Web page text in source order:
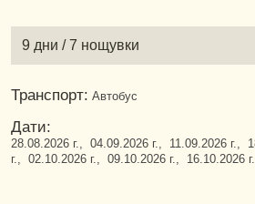
9 дни / 7 нощувки
Транспорт: Автобус
Дати:
28.08.2026 г., 04.09.2026 г., 11.09.2026 г.,
г., 02.10.2026 г., 09.10.2026 г., 16.10.2026